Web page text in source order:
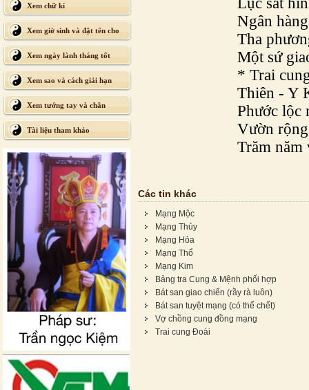
Xem chữ kí
Xem giờ sinh và đặt tên cho
con
Xem ngày lành tháng tốt
Xem sao và cách giải hạn
Xem tướng tay và chân
Tài liệu tham khảo
Ngân
Tha
Một sứ
* Trai
Thiên - Y
Phước lộc
Vườn
Trăm
Các tin khác
Mạng Mộc
Mạng Thủy
Mạng Hỏa
Mạng Thổ
Mạng Kim
Bảng tra Cung & Mệnh phối hợp
Bát san giao chiến (rầy rà luôn)
Bát san tuyệt mạng (có thể chết)
Vợ chồng cung đồng mạng
Trai cung Đoài